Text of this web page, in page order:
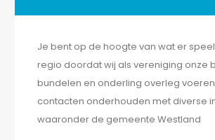
Je bent op de hoogte van wat er
regio doordat wij als vereniging onze
bundelen en onderling overleg
contacten onderhouden met diverse
waaronder de gemeente Westland